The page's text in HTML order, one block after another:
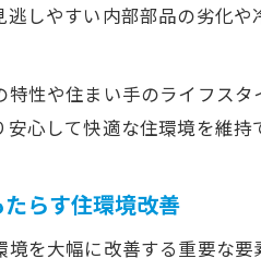
しやすい内部部品の劣化
性や住まい手のライフス
心して快適な住環境を維持
らす住環境改善
を大幅に改善する重要な